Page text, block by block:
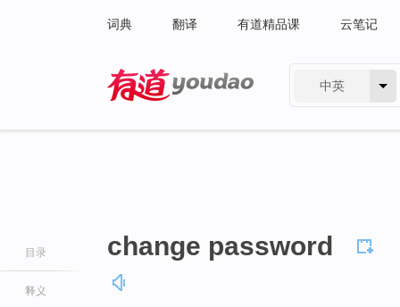
词典 翻译 有道精品课 云笔记
中英
目录
释义
change password